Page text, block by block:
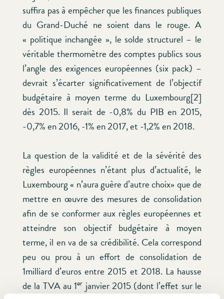
suffira pas à empêcher que les finances publiques
du Grand-Duché ne soient dans le rouge. A
« politique inchangée », le solde structurel – le
véritable thermomètre des comptes publics sous
l’angle des exigences européennes (six pack) –
devrait s’écarter significativement de l’objectif
budgétaire à moyen terme du Luxembourg[2]
dès 2015. Il serait de -0,8% du PIB en 2015,
-0,7% en 2016, -1% en 2017, et -1,2% en 2018.
La question de la validité et de la sévérité des
règles européennes n’étant plus d’actualité, le
Luxembourg « n’aura guère d’autre choix» que de
mettre en œuvre des mesures de consolidation
afin de se conformer aux règles européennes et
atteindre son objectif budgétaire à moyen
terme, il en va de sa crédibilité. Cela correspond
peu ou prou à un effort de consolidation de
1milliard d’euros entre 2015 et 2018. La hausse
de la TVA au 1er janvier 2015 (dont l’effet sur le